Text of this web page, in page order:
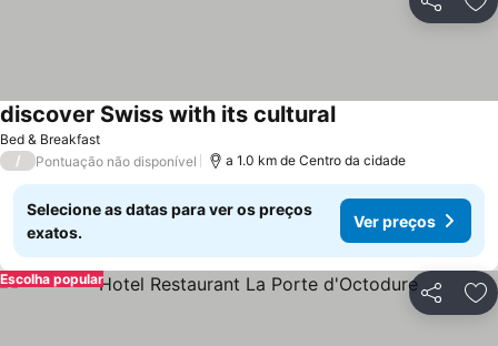
Partilhar
Bed & Breakfast
discover Swiss with its cultural
/ Pontuação não disponível a 1.0 km de Centro da cidade
Selecione as datas para ver os preços
exatos.
Ver preços
Partilhar
Escolha popular